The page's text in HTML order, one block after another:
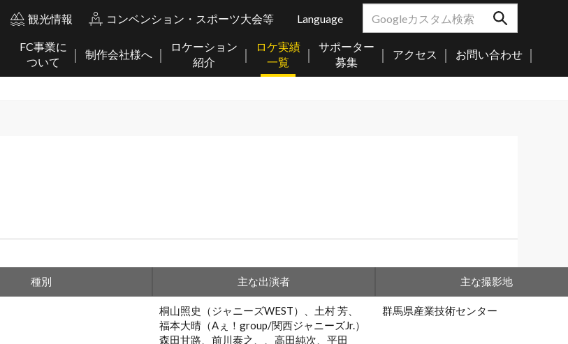
観光情報 コンベンション・スポーツ大会等 Language
FC事業に
ついて
制作会社様へ
ロケーション
紹介
ロケ実績
一覧
サポーター
募集
アクセス お問い合わせ
種別 主な出演者 主な撮影地
桐山照史（ジャニーズWEST）、土村 芳、
福本大晴（Aぇ！group/関西ジャニーズJr.）
森田甘路、前川泰之、、高田純次、平田
群馬県産業技術センター